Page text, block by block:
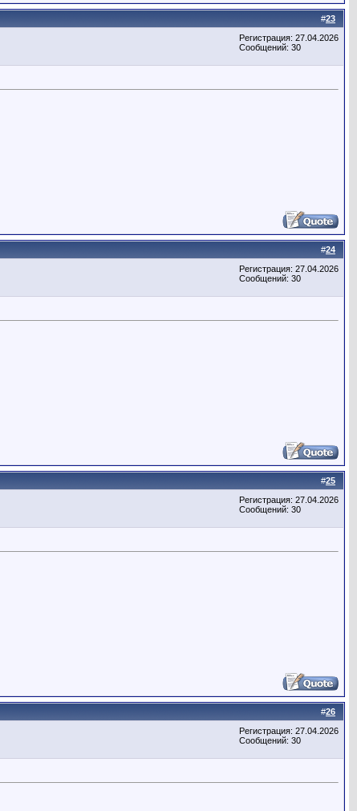
#23
Регистрация: 27.04.2026
Сообщений: 30
#24
Регистрация: 27.04.2026
Сообщений: 30
#25
Регистрация: 27.04.2026
Сообщений: 30
#26
Регистрация: 27.04.2026
Сообщений: 30